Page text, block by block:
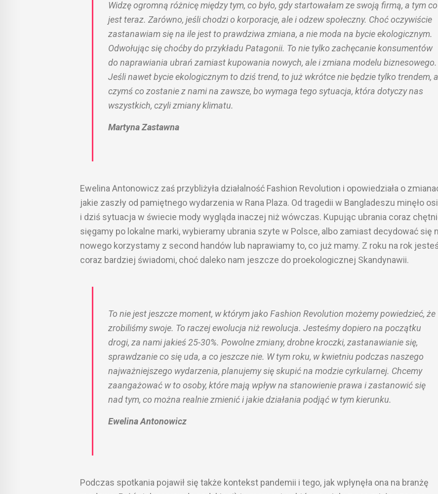
Widzę ogromną różnicę między tym, co było, gdy startowałam ze swoją firmą, a tym co
jest teraz. Zarówno, jeśli chodzi o korporacje, ale i odzew społeczny. Choć oczywiście
zastanawiam się na ile jest to prawdziwa zmiana, a nie moda na bycie ekologicznym.
Odwołując się choćby do przykładu Patagonii. To nie tylko zachęcanie konsumentów
do naprawiania ubrań zamiast kupowania nowych, ale i zmiana modelu biznesowego.
Jeśli nawet bycie ekologicznym to dziś trend, to już wkrótce nie będzie tylko trendem, a
czymś co zostanie z nami na zawsze, bo wymaga tego sytuacja, która dotyczy nas
wszystkich, czyli zmiany klimatu.
Martyna Zastawna
Ewelina Antonowicz zaś przybliżyła działalność Fashion Revolution i opowiedziała o
jakie zaszły od pamiętnego wydarzenia w Rana Plaza. Od tragedii w Bangladeszu minęło
i dziś sytuacja w świecie mody wygląda inaczej niż wówczas. Kupując ubrania coraz
sięgamy po lokalne marki, wybieramy ubrania szyte w Polsce, albo zamiast decydować się
nowego korzystamy z second handów lub naprawiamy to, co już mamy. Z roku na rok
coraz bardziej świadomi, choć daleko nam jeszcze do proekologicznej Skandynawii.
To nie jest jeszcze moment, w którym jako Fashion Revolution możemy powiedzieć, że
zrobiliśmy swoje. To raczej ewolucja niż rewolucja. Jesteśmy dopiero na początku
drogi, za nami jakieś 25-30%. Powolne zmiany, drobne kroczki, zastanawianie się,
sprawdzanie co się uda, a co jeszcze nie. W tym roku, w kwietniu podczas naszego
najważniejszego wydarzenia, planujemy się skupić na modzie cyrkularnej. Chcemy
zaangażować w to osoby, które mają wpływ na stanowienie prawa i zastanowić się
nad tym, co można realnie zmienić i jakie działania podjąć w tym kierunku.
Ewelina Antonowicz
Podczas spotkania pojawił się także kontekst pandemii i tego, jak wpłynęła ona na branżę